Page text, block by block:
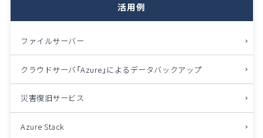
活用例
ファイルサーバー
クラウドサーバ「Azure」によるデータバックアップ
災害復旧サービス
Azure Stack